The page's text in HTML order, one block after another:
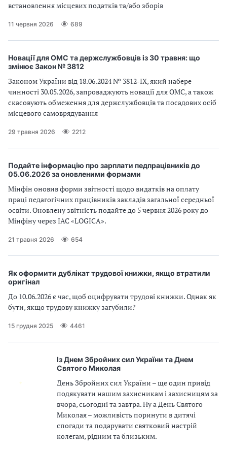
встановлення місцевих податків та/або зборів
11 червня 2026 689
Новації для ОМС та держслужбовців із 30 травня: що
змінює Закон № 3812
Законом України від 18.06.2024 № 3812-IX, який набере
чинності 30.05.2026, запроваджують новації для ОМС, а також
скасовують обмеження для держслужбовців та посадових осіб
місцевого самоврядування
29 травня 2026 2212
Подайте інформацію про зарплати педпрацівників до
05.06.2026 за оновленими формами
Мінфін оновив форми звітності щодо видатків на оплату
праці педагогічних працівників закладів загальної середньої
освіти. Оновлену звітність подайте до 5 червня 2026 року до
Мінфіну через IAC «LOGICA».
21 травня 2026 654
Як оформити дублікат трудової книжки, якщо втратили
оригінал
До 10.06.2026 є час, щоб оцифрувати трудові книжки. Однак як
бути, якщо трудову книжку загубили?
15 грудня 2025 4461
Із Днем Збройних сил України та Днем
Святого Миколая
День Збройних сил України – ще один привід
подякувати нашим захисникам і захисницям за
вчора, сьогодні та завтра. Ну а День Святого
Миколая – можливість поринути в дитячі
спогади та подарувати святковий настрій
колегам, рідним та близьким.